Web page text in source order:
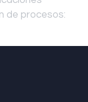
de procesos: